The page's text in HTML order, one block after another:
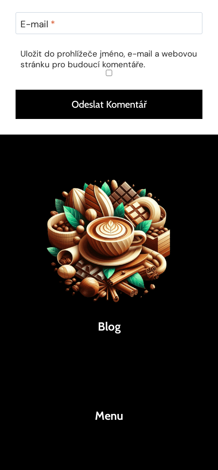
E-mail *
Uložit do prohlížeče jméno, e-mail a webovou
stránku pro budoucí komentáře.
Blog
Menu